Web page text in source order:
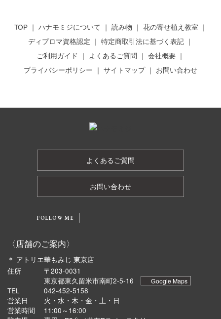
TOP ハナモミジについて 読み物
花の寄せ植え教室
ディプロマ資格認定
特定商取引法に基づく表記
ご利用ガイド
よくあるご質問
会社概要
プライバシーポリシー
サイトマップ お問い合わせ
よくあるご質問
お問い合わせ
FOLLOW ME
〈店舗のご案内〉
＊ アトリエ華もみじ 東京店
住所
〒203-0031
東京都東久留米市南町2-5-16
Google Maps
TEL
042-452-5158
営業日
火・水・木・金・土・日
営業時間
11:00～16:00